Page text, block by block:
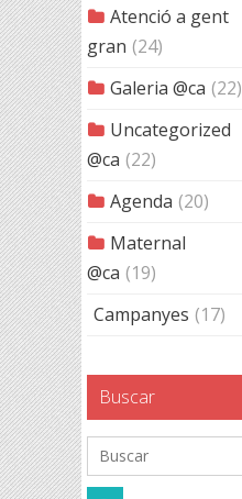
Atenció a gent
gran (24)
Galeria @ca (22)
Uncategorized
@ca (22)
Agenda (20)
Maternal
@ca (19)
Campanyes (17)
Buscar